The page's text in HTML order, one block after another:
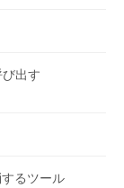
出す
るツール